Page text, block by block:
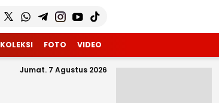
KOLEKSI FOTO VIDEO
Jumat. 7 Agustus 2026